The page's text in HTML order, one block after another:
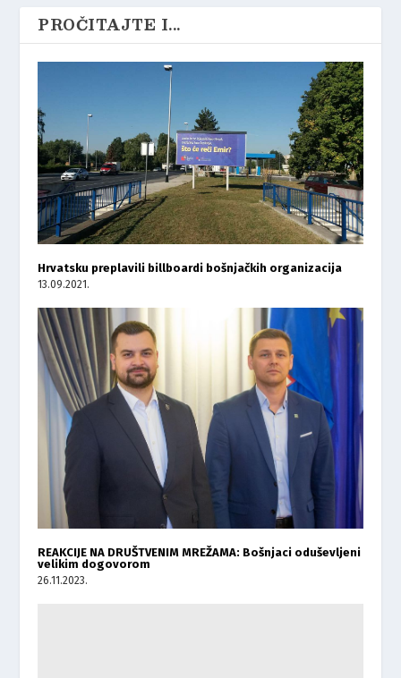
PROČITAJTE I...
Hrvatsku preplavili billboardi bošnjačkih organizacija
13.09.2021.
REAKCIJE NA DRUŠTVENIM MREŽAMA: Bošnjaci oduševljeni
velikim dogovorom
26.11.2023.